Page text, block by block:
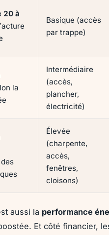
20 à
Basique (accès
par trappe)
la
Intermédiaire
(accès,
plancher,
électricité)
Élevée
(charpente,
accès,
fenêtres,
cloisons)
aussi la performance
Et côté financier,